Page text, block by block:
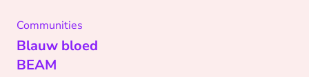
Communities
Blauw bloed
BEAM